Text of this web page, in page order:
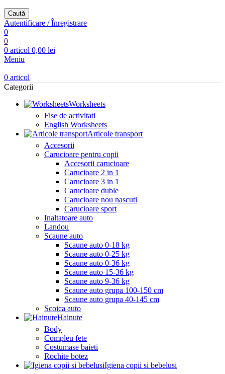
Caută
Autentificare / Înregistrare
0
0
0 articol 0,00 lei
Meniu
0 articol
Categorii
Worksheets
Fise de activitati
English Worksheets
Articole transport
Accesorii
Carucioare pentru copii
Accesorii carucioare
Carucioare 2 in 1
Carucioare 3 in 1
Carucioare duble
Carucioare nou nascuti
Carucioare sport
Inaltatoare auto
Landou
Scaune auto
Scaune auto 0-18 kg
Scaune auto 0-25 kg
Scaune auto 0-36 kg
Scaune auto 15-36 kg
Scaune auto 9-36 kg
Scaune auto grupa 100-150 cm
Scaune auto grupa 40-145 cm
Scoica auto
Hainute
Body
Compleu fete
Costumase baieti
Rochite botez
Igiena copii si bebelusi